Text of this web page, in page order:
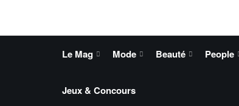
Le Mag Mode Beauté People
Jeux & Concours